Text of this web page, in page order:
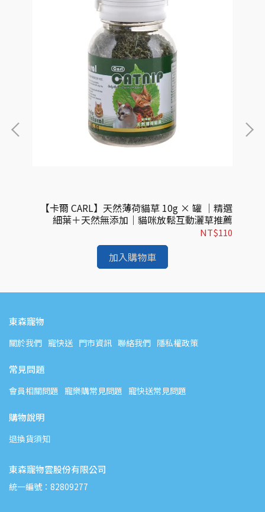
【卡爾 CARL】天然薄荷貓草 10g × 罐 ｜精選
細葉＋天然無添加｜貓咪放鬆互動灑草推薦
NT$110
加入購物車
東森寵物
關於我們 寵快送 門市資訊 聯絡我們 隱私權政策
常見問題
會員相關問題 寵樂購常見問題 寵快送常見問題
購物說明
退換貨須知
東森寵物雲股份有限公司
統一編號：82809277